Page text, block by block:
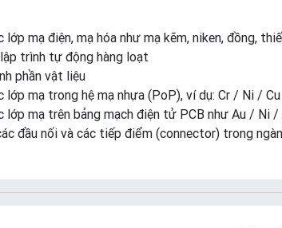
mạ điện, mạ hóa như mạ kẽm, niken, đồng,
trình tự động hàng loạt
phần vật liệu
lớp mạ trong hệ mạ nhựa (PoP), ví dụ: Cr / Ni /
lớp mạ trên bảng mạch điện tử PCB như Au / Ni
đầu nối và các tiếp điểm (connector) trong